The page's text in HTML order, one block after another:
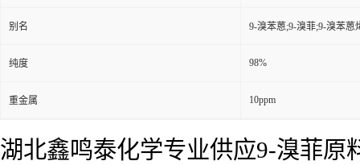
别名 9-溴苯蒽;9-溴菲;9-溴苯蒽
纯度 98%
重金属 10ppm
湖北鑫鸣泰化学专业供应9-溴菲原